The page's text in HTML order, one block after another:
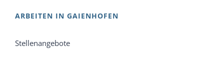
ARBEITEN IN GAIENHOFEN
Stellenangebote